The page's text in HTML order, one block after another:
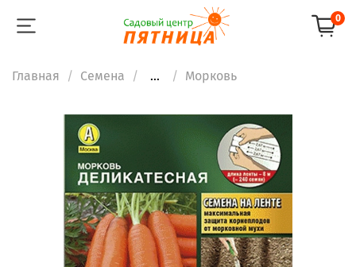
0
Главная Семена ... Морковь